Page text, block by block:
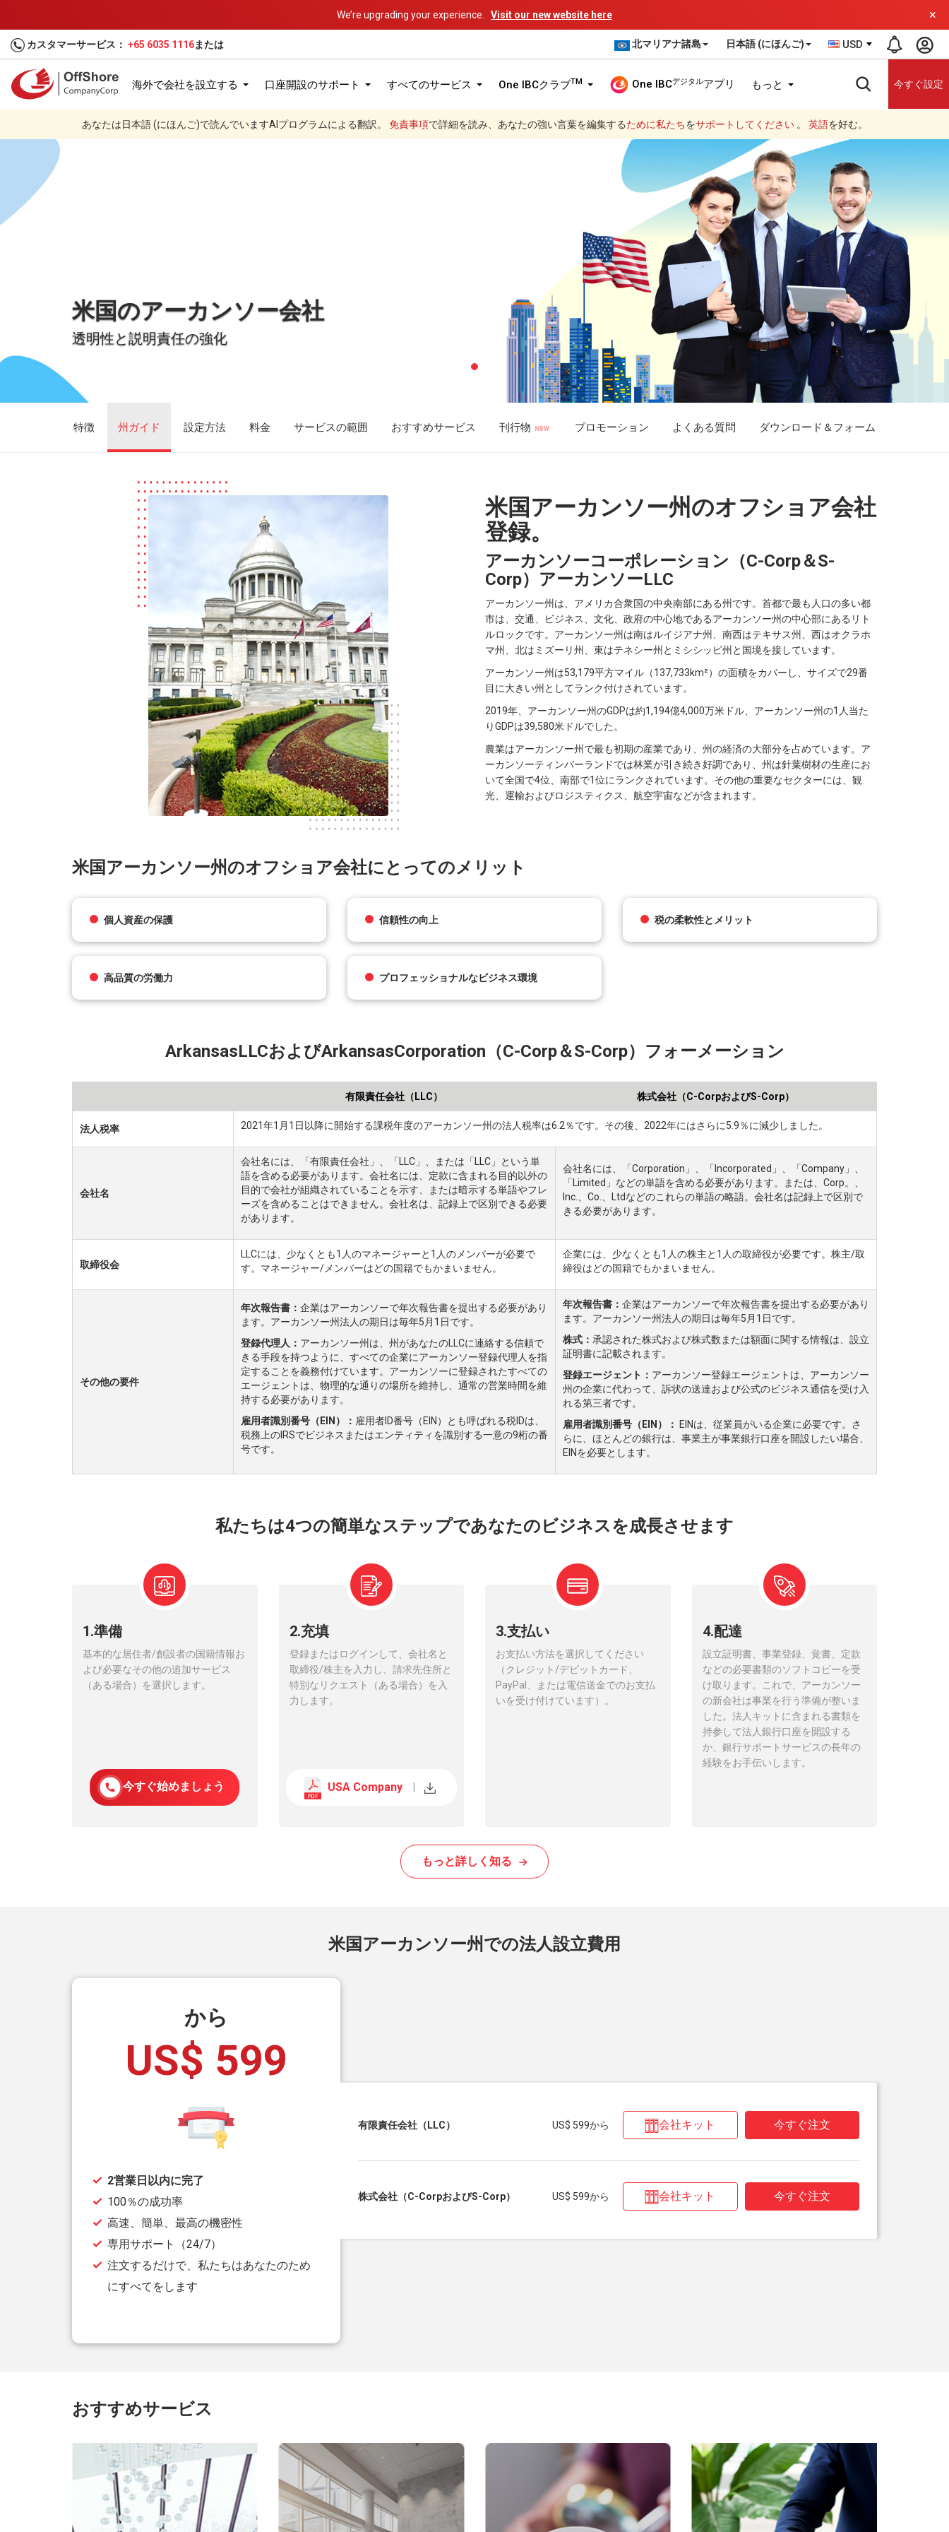
We’re upgrading your experience. Visit our new website here ×
カスタマーサービス： +65 6035 1116または 北マリアナ諸島 日本語 (にほんご) USD
海外で会社を設立する 口座開設のサポート すべてのサービス One IBCクラブTM One IBCデジタルアプリ もっと 今すぐ設定
あなたは日本語 (にほんご)で読んでいますAIプログラムによる翻訳。 免責事項で詳細を読み、あなたの強い言葉を編集するために私たちをサポートしてください。 英語を好む。
米国のアーカンソー会社
透明性と説明責任の強化
特徴 州ガイド 設定方法 料金 サービスの範囲 おすすめサービス 刊行物 プロモーション よくある質問 ダウンロード＆フォーム
米国アーカンソー州のオフショア会社
登録。
アーカンソーコーポレーション（C-Corp＆S-
Corp）アーカンソーLLC
アーカンソー州は、アメリカ合衆国の中央南部にある州です。首都で最も人口の多い都
市は、交通、ビジネス、文化、政府の中心地であるアーカンソー州の中心部にあるリト
ルロックです。アーカンソー州は南はルイジアナ州、南西はテキサス州、西はオクラホ
マ州、北はミズーリ州、東はテネシー州とミシシッピ州と国境を接しています。
アーカンソー州は53,179平方マイル（137,733km²）の面積をカバーし、サイズで29番
目に大きい州としてランク付けされています。
2019年、アーカンソー州のGDPは約1,194億4,000万米ドル、アーカンソー州の1人当た
りGDPは39,580米ドルでした。
農業はアーカンソー州で最も初期の産業であり、州の経済の大部分を占めています。ア
ーカンソーティンバーランドでは林業が引き続き好調であり、州は針葉樹材の生産にお
いて全国で4位、南部で1位にランクされています。その他の重要なセクターには、観
光、運輸およびロジスティクス、航空宇宙などが含まれます。
米国アーカンソー州のオフショア会社にとってのメリット
個人資産の保護 信頼性の向上 税の柔軟性とメリット
高品質の労働力 プロフェッショナルなビジネス環境
ArkansasLLCおよびArkansasCorporation（C-Corp＆S-Corp）フォーメーション
有限責任会社（LLC） 株式会社（C-CorpおよびS-Corp）
法人税率 2021年1月1日以降に開始する課税年度のアーカンソー州の法人税率は6.2％です。その後、2022年にはさらに5.9％に減少しました。
会社名
会社名には、「有限責任会社」、「LLC」、または「LLC」という単
語を含める必要があります。会社名には、定款に含まれる目的以外の
目的で会社が組織されていることを示す、または暗示する単語やフレ
ーズを含めることはできません。会社名は、記録上で区別できる必要
があります。
会社名には、「Corporation」、「Incorporated」、「Company」、
「Limited」などの単語を含める必要があります。または、Corp。、
Inc.、Co.、Ltdなどのこれらの単語の略語。会社名は記録上で区別で
きる必要があります。
取締役会
LLCには、少なくとも1人のマネージャーと1人のメンバーが必要で
す。マネージャー/メンバーはどの国籍でもかまいません。
企業には、少なくとも1人の株主と1人の取締役が必要です。株主/取
締役はどの国籍でもかまいません。
その他の要件
年次報告書： 企業はアーカンソーで年次報告書を提出する必要があり
ます。アーカンソー州法人の期日は毎年5月1日です。
登録代理人： アーカンソー州は、州があなたのLLCに連絡する信頼で
きる手段を持つように、すべての企業にアーカンソー登録代理人を指
定することを義務付けています。アーカンソーに登録されたすべての
エージェントは、物理的な通りの場所を維持し、通常の営業時間を維
持する必要があります。
雇用者識別番号（EIN）： 雇用者ID番号（EIN）とも呼ばれる税IDは、
税務上のIRSでビジネスまたはエンティティを識別する一意の9桁の番
号です。
年次報告書： 企業はアーカンソーで年次報告書を提出する必要があり
ます。アーカンソー州法人の期日は毎年5月1日です。
株式： 承認された株式および株式数または額面に関する情報は、設立
証明書に記載されます。
登録エージェント： アーカンソー登録エージェントは、アーカンソー
州の企業に代わって、訴状の送達および公式のビジネス通信を受け入
れる第三者です。
雇用者識別番号（EIN）：
EINは、従業員がいる企業に必要です。さ
らに、ほとんどの銀行は、事業主が事業銀行口座を開設したい場合、
EINを必要とします。
私たちは4つの簡単なステップであなたのビジネスを成長させます
1.準備
基本的な居住者/創設者の国籍情報お
よび必要なその他の追加サービス
（ある場合）を選択します。
今すぐ始めましょう
2.充填
登録またはログインして、会社名と
取締役/株主を入力し、請求先住所と
特別なリクエスト（ある場合）を入
力します。
USA Company
3.支払い
お支払い方法を選択してください
（クレジット/デビットカード、
PayPal、または電信送金でのお支払
いを受け付けています）。
4.配達
設立証明書、事業登録、覚書、定款
などの必要書類のソフトコピーを受
け取ります。これで、アーカンソー
の新会社は事業を行う準備が整いま
した。法人キットに含まれる書類を
持参して法人銀行口座を開設する
か、銀行サポートサービスの長年の
経験をお手伝いします。
もっと詳しく知る
米国アーカンソー州での法人設立費用
から
US$ 599
2営業日以内に完了
100％の成功率
高速、簡単、最高の機密性
専用サポート（24/7）
注文するだけで、私たちはあなたのため
にすべてをします
有限責任会社（LLC） US$ 599から 会社キット 今すぐ注文
株式会社（C-CorpおよびS-Corp） US$ 599から 会社キット 今すぐ注文
おすすめサービス